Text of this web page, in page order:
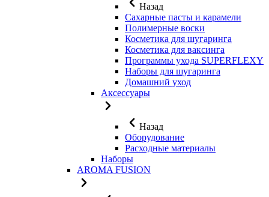
Назад
Сахарные пасты и карамели
Полимерные воски
Косметика для шугаринга
Косметика для ваксинга
Программы ухода SUPERFLEXY
Наборы для шугаринга
Домашний уход
Аксессуары
Назад
Оборудование
Расходные материалы
Наборы
AROMA FUSION